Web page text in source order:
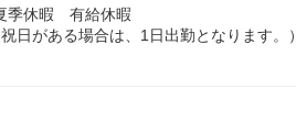
休暇 有給休暇
日がある場合は、1日出勤となります。）